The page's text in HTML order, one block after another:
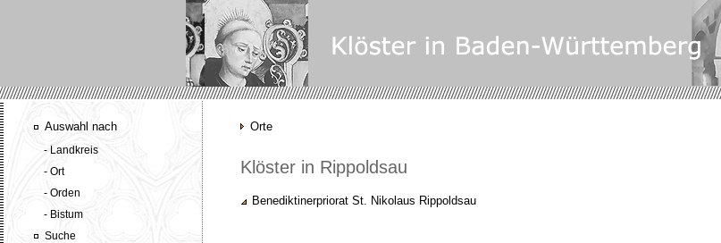
Auswahl nach
- Landkreis
- Ort
- Orden
- Bistum
Suche
Orte
Klöster in Rippoldsau
Benediktinerpriorat St. Nikolaus Rippoldsau